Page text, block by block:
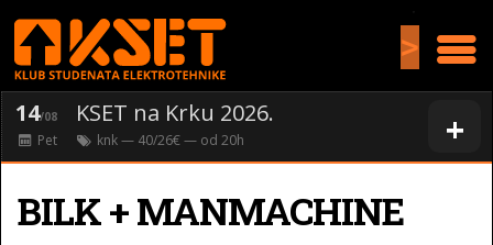
>
+
14/08 KSET na Krku 2026.
Pet knk— 40/26€ — od 20h
BILK + MANMACHINE